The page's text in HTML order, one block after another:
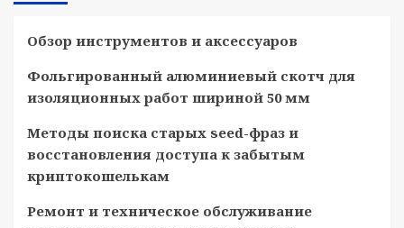
Обзор инструментов и аксессуаров
Фольгированный алюминиевый скотч для
изоляционных работ шириной 50 мм
Методы поиска старых seed-фраз и
восстановления доступа к забытым
криптокошелькам
Ремонт и техническое обслуживание